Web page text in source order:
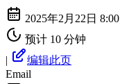
2025年2月22日 8:00
预计 10 分钟
|
编辑此页
Email